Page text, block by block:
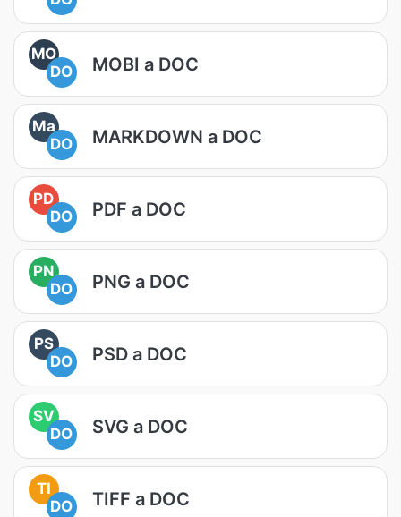
MO
DO
MOBI a DOC
Ma
DO
MARKDOWN a DOC
PD
DO
PDF a DOC
PN
DO
PNG a DOC
PS
DO
PSD a DOC
SV
DO
SVG a DOC
TI
DO
TIFF a DOC